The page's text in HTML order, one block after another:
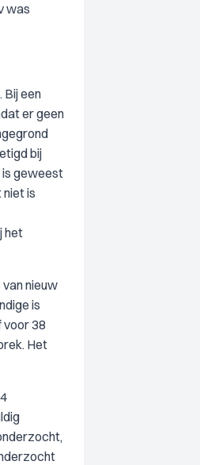
was
Bij een
er geen
bij
is geweest
is
het
nieuw
is
38
Het